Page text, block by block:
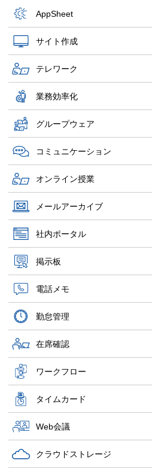
AppSheet
サイト作成
テレワーク
業務効率化
グループウェア
コミュニケーション
オンライン授業
メールアーカイブ
社内ポータル
掲示板
電話メモ
勤怠管理
在席確認
ワークフロー
タイムカード
Web会議
クラウドストレージ